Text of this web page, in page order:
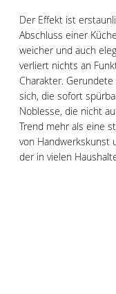
Der Effekt ist
Abschluss einer
weicher und auch
verliert nichts an
Charakter.
sich, die sofort
Noblesse, die nicht
Trend mehr als eine
von Handwerkskunst
der in vielen